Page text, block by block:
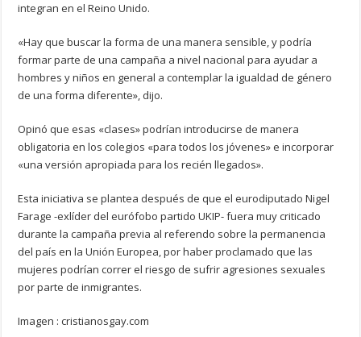
integran en el Reino Unido.
«Hay que buscar la forma de una manera sensible, y podría
formar parte de una campaña a nivel nacional para ayudar a
hombres y niños en general a contemplar la igualdad de género
de una forma diferente», dijo.
Opinó que esas «clases» podrían introducirse de manera
obligatoria en los colegios «para todos los jóvenes» e incorporar
«una versión apropiada para los recién llegados».
Esta iniciativa se plantea después de que el eurodiputado Nigel
Farage -exlíder del eurófobo partido UKIP- fuera muy criticado
durante la campaña previa al referendo sobre la permanencia
del país en la Unión Europea, por haber proclamado que las
mujeres podrían correr el riesgo de sufrir agresiones sexuales
por parte de inmigrantes.
Imagen : cristianosgay.com